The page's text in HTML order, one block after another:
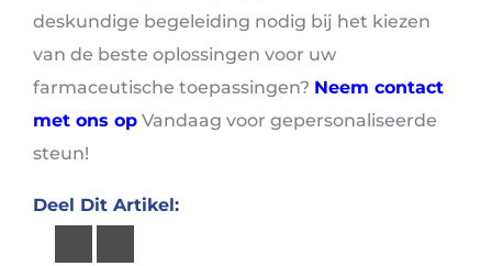
deskundige begeleiding nodig bij het kiezen
van de beste oplossingen voor uw
farmaceutische toepassingen? Neem contact
met ons op Vandaag voor gepersonaliseerde
steun!
Deel Dit Artikel: